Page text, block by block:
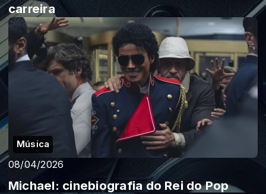
carreira
Música
08/04/2026
Michael: cinebiografia do Rei do Pop